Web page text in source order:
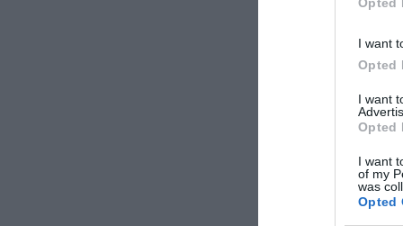
I want
Opted
I want
Opted
I want
of my
was
Opted
September 2011
August 2011
Einzelreisender
Frankreich